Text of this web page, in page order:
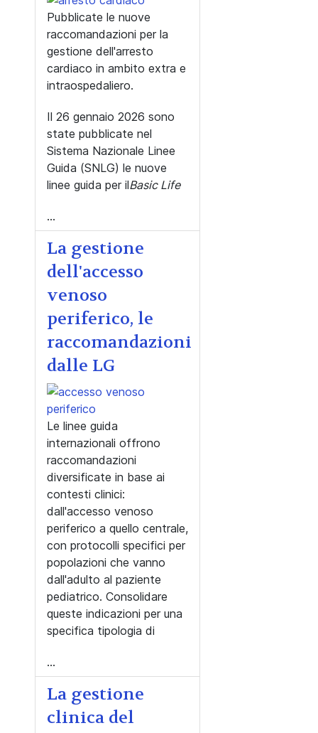
Pubblicate le nuove
raccomandazioni per la
gestione dell'arresto
cardiaco in ambito extra e
intraospedaliero.
Il 26 gennaio 2026 sono
state pubblicate nel
Sistema Nazionale Linee
Guida (SNLG) le nuove
linee guida per ilBasic Life
...
La gestione
dell'accesso
venoso
periferico, le
raccomandazioni
dalle LG
Le linee guida
internazionali offrono
raccomandazioni
diversificate in base ai
contesti clinici:
dall'accesso venoso
periferico a quello centrale,
con protocolli specifici per
popolazioni che vanno
dall'adulto al paziente
pediatrico. Consolidare
queste indicazioni per una
specifica tipologia di
...
La gestione
clinica del